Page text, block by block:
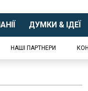
ДУМКИ & ІДЕЇ
НАШІ ПАРТНЕРИ